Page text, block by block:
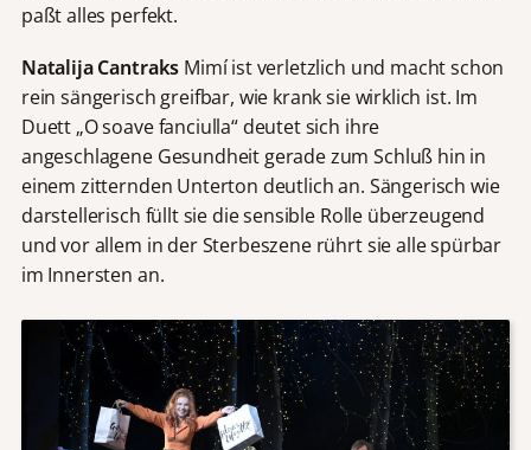
paßt alles perfekt.
Natalija Cantraks Mimí ist verletzlich und macht schon
rein sängerisch greifbar, wie krank sie wirklich ist. Im
Duett „O soave fanciulla“ deutet sich ihre
angeschlagene Gesundheit gerade zum Schluß hin in
einem zitternden Unterton deutlich an. Sängerisch wie
darstellerisch füllt sie die sensible Rolle überzeugend
und vor allem in der Sterbeszene rührt sie alle spürbar
im Innersten an.